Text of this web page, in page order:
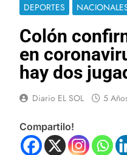
DEPORTES
Colón
en
hay dos
Diario EL SOL 5
Compartilo!